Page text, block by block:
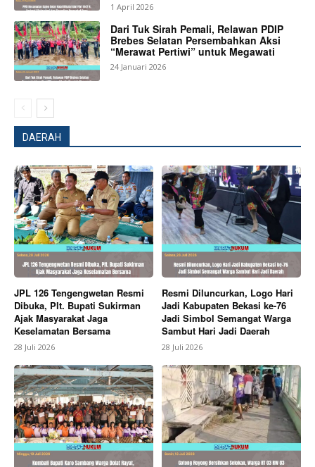
1 April 2026
Dari Tuk Sirah Pemali, Relawan PDIP
Brebes Selatan Persembahkan Aksi
“Merawat Pertiwi” untuk Megawati
24 Januari 2026
DAERAH
JPL 126 Tengengwetan Resmi
Dibuka, Plt. Bupati Sukirman
Ajak Masyarakat Jaga
Keselamatan Bersama
28 Juli 2026
Resmi Diluncurkan, Logo Hari
Jadi Kabupaten Bekasi ke-76
Jadi Simbol Semangat Warga
Sambut Hari Jadi Daerah
28 Juli 2026